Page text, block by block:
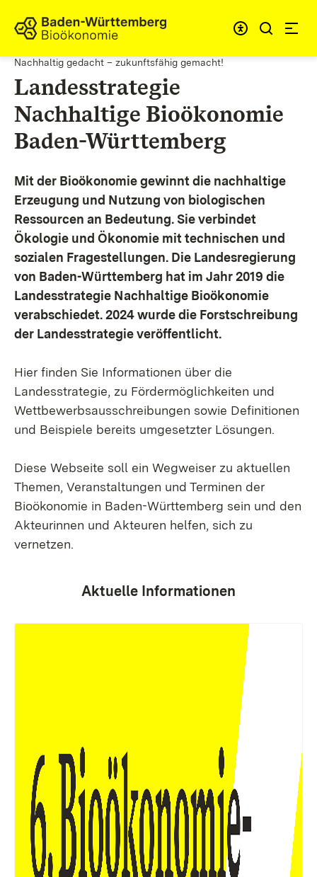
Zum Inhalt springen
Link zur Startseite
Nachhaltig gedacht – zukunftsfähig gemacht!
Landesstrategie
Nachhaltige Bioökonomie
Baden-Württemberg
Mit der Bioökonomie gewinnt die nachhaltige
Erzeugung und Nutzung von biologischen
Ressourcen an Bedeutung. Sie verbindet
Ökologie und Ökonomie mit technischen und
sozialen Fragestellungen. Die Landesregierung
von Baden-Württemberg hat im Jahr 2019 die
Landesstrategie Nachhaltige Bioökonomie
verabschiedet. 2024 wurde die Forstschreibung
der Landesstrategie veröffentlicht.
Hier finden Sie Informationen über die
Landesstrategie, zu Fördermöglichkeiten und
Wettbewerbsausschreibungen sowie Definitionen
und Beispiele bereits umgesetzter Lösungen.
Diese Webseite soll ein Wegweiser zu aktuellen
Themen, Veranstaltungen und Terminen der
Bioökonomie in Baden-Württemberg sein und den
Akteurinnen und Akteuren helfen, sich zu
vernetzen.
Aktuelle Informationen